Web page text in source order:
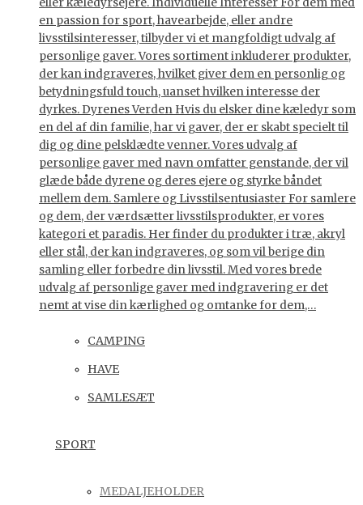
eller kæledyrsejere. Individuelle Interesser For dem med
en passion for sport, havearbejde, eller andre
livsstilsinteresser, tilbyder vi et mangfoldigt udvalg af
personlige gaver. Vores sortiment inkluderer produkter,
der kan indgraveres, hvilket giver dem en personlig og
betydningsfuld touch, uanset hvilken interesse der
dyrkes. Dyrenes Verden Hvis du elsker dine kæledyr som
en del af din familie, har vi gaver, der er skabt specielt til
dig og dine pelsklædte venner. Vores udvalg af
personlige gaver med navn omfatter genstande, der vil
glæde både dyrene og deres ejere og styrke båndet
mellem dem. Samlere og Livsstilsentusiaster For samlere
og dem, der værdsætter livsstilsprodukter, er vores
kategori et paradis. Her finder du produkter i træ, akryl
eller stål, der kan indgraveres, og som vil berige din
samling eller forbedre din livsstil. Med vores brede
udvalg af personlige gaver med indgravering er det
nemt at vise din kærlighed og omtanke for dem,…
CAMPING
HAVE
SAMLESÆT
SPORT
MEDALJEHOLDER